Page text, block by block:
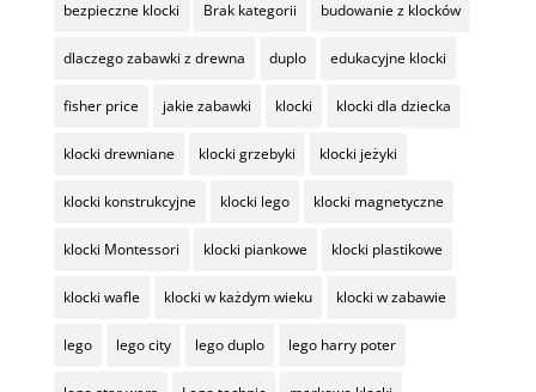
bezpieczne klocki Brak kategorii budowanie z klocków
dlaczego zabawki z drewna duplo edukacyjne klocki
fisher price jakie zabawki klocki klocki dla dziecka
klocki drewniane klocki grzebyki klocki jeżyki
klocki konstrukcyjne klocki lego klocki magnetyczne
klocki Montessori klocki piankowe klocki plastikowe
klocki wafle klocki w każdym wieku klocki w zabawie
lego lego city lego duplo lego harry poter